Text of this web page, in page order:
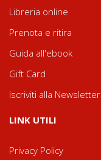
Libreria online
Prenota e ritira
Guida all'ebook
Gift Card
Iscriviti alla Newsletter
LINK UTILI
Privacy Policy